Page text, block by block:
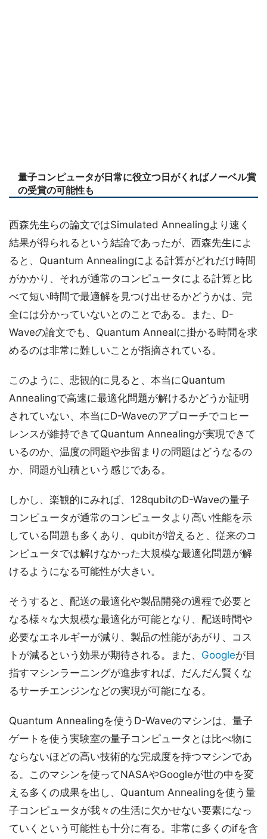
量子コンピュータが日常に役立つ日がくればノーベル賞
の受賞の可能性も
西森先生らの論文ではSimulated Annealingより速く
結果が得られるという結論であったが、西森先生によ
ると、Quantum Annealingによる計算がどれだけ時間
がかかり、それが通常のコンピュータによる計算と比
べて短い時間で最適解を見つけ出せるかどうかは、完
全には分かっていないとのことである。また、D-
Waveの論文でも、Quantum Annealに掛かる時間を求
めるのは非常に難しいことが指摘されている。
このように、悲観的に見ると、本当にQuantum
Annealingで高速に最適化問題が解けるかどうか証明
されていない、本当にD-Waveのアプローチでコヒー
レンスが維持できてQuantum Annealingが実現できて
いるのか、温度の問題や歩留まりの問題はどうなるの
か、問題が山積という感じである。
しかし、楽観的にみれば、128qubitのD-Waveの量子
コンピュータが通常のコンピュータより高い性能を示
している問題も多くあり、qubitが増えると、従来のコ
ンピュータでは解けなかった大規模な最適化問題が解
けるようになる可能性が大きい。
そうすると、配送の最適化や製品開発の過程で必要と
なる様々な大規模な最適化が可能となり、配送時間や
必要なエネルギーが減り、製品の性能があがり、コス
トが減るという効果が期待される。また、 Googleが目
指すマシンラーニングが進歩すれば、だんだん賢くな
るサーチエンジンなどの実現が可能になる。
Quantum Annealingを使うD-Waveのマシンは、量子
ゲートを使う実験室の量子コンピュータとは比べ物に
ならないほどの高い技術的な完成度を持つマシンであ
る。このマシンを使ってNASAやGoogleが世の中を変
える多くの成果を出し、Quantum Annealingを使う量
子コンピュータが我々の生活に欠かせない要素になっ
ていくという可能性も十分に有る。非常に多くのifを含